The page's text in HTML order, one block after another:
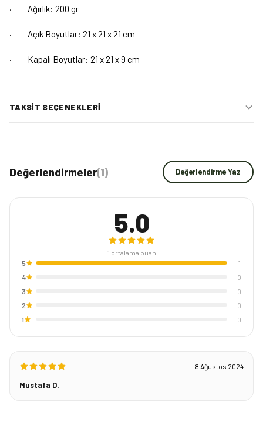
· Ağırlık: 200 gr
· Açık Boyutlar: 21 x 21 x 21 cm
· Kapalı Boyutlar: 21 x 21 x 9 cm
TAKSIT SEÇENEKLERI
Değerlendirmeler(1) Değerlendirme Yaz
5.0
1 ortalama puan
5
1
4
0
3
0
2
0
1
0
8 Ağustos 2024
Mustafa D.